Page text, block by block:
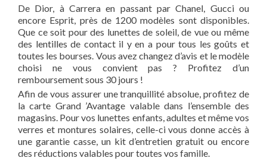
De Dior, à Carrera en passant par Chanel, Gucci ou
encore Esprit, près de 1200 modèles sont disponibles.
Que ce soit pour des lunettes de soleil, de vue ou même
des lentilles de contact il y en a pour tous les goûts et
toutes les bourses. Vous avez changez d’avis et le modèle
choisi ne vous convient pas ? Profitez d’un
remboursement sous 30 jours !
Afin de vous assurer une tranquillité absolue, profitez de
la carte Grand ’Avantage valable dans l’ensemble des
magasins. Pour vos lunettes enfants, adultes et même vos
verres et montures solaires, celle-ci vous donne accès à
une garantie casse, un kit d’entretien gratuit ou encore
des réductions valables pour toutes vos famille.